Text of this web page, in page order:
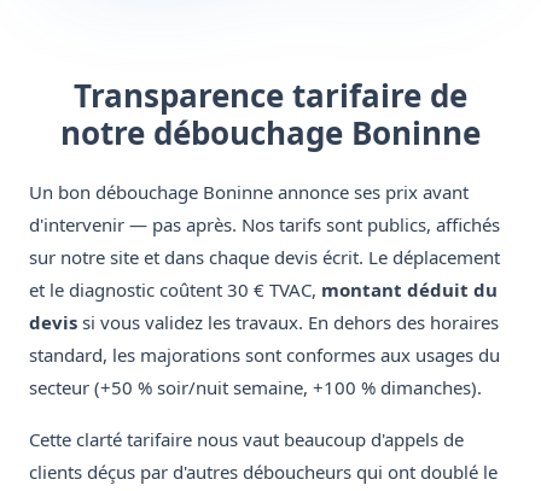
Transparence tarifaire de
notre débouchage Boninne
Un bon débouchage Boninne annonce ses prix avant
d'intervenir — pas après. Nos tarifs sont publics, affichés
sur notre site et dans chaque devis écrit. Le déplacement
et le diagnostic coûtent 30 € TVAC, montant déduit du
devis si vous validez les travaux. En dehors des horaires
standard, les majorations sont conformes aux usages du
secteur (+50 % soir/nuit semaine, +100 % dimanches).
Cette clarté tarifaire nous vaut beaucoup d'appels de
clients déçus par d'autres déboucheurs qui ont doublé le